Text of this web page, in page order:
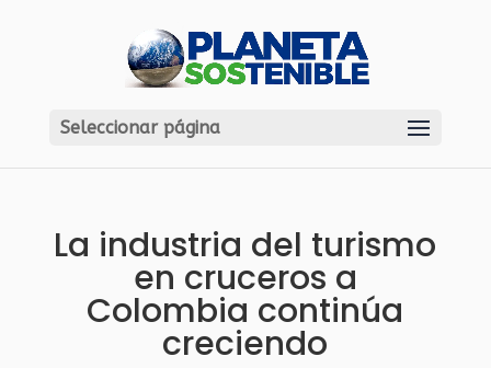
Seleccionar página
La industria del turismo
en cruceros a
Colombia continúa
creciendo